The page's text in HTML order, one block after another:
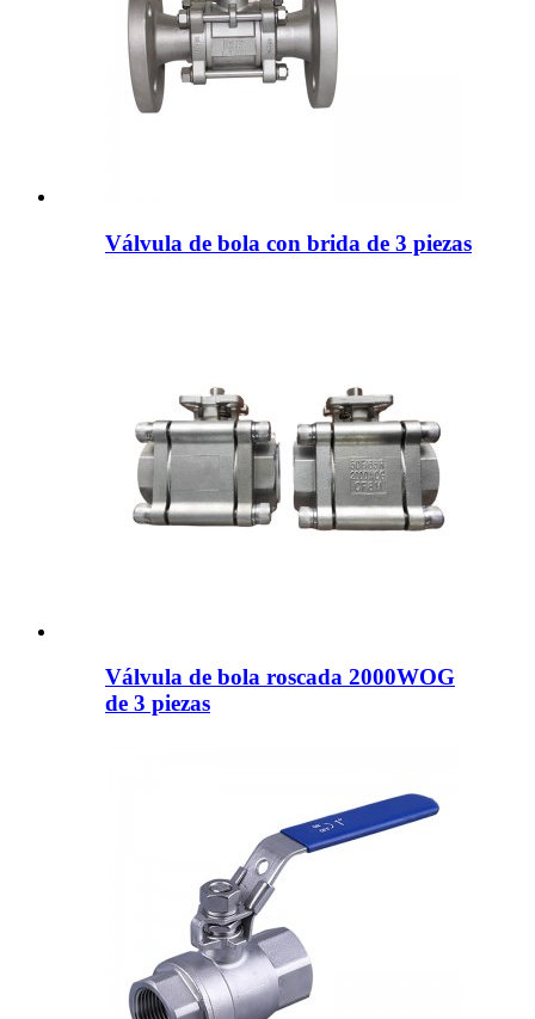
Válvula de bola con brida de 3 piezas
Válvula de bola roscada 2000WOG
de 3 piezas